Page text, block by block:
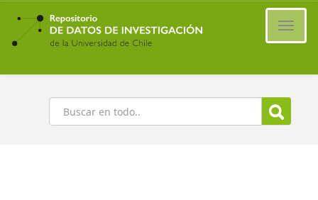
Ir
contenido
principal
Buscar